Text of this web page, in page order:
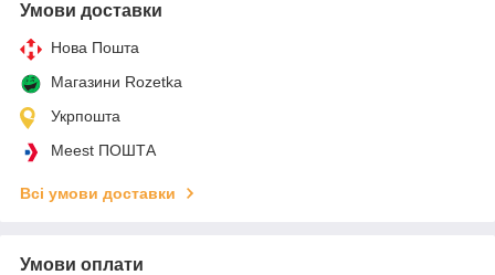
Умови доставки
Нова Пошта
Магазини Rozetka
Укрпошта
Meest ПОШТА
Всі умови доставки
Умови оплати